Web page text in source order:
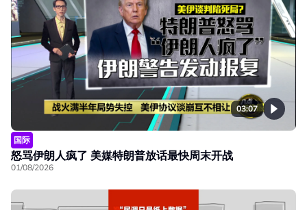
03:07
国际
怒骂伊朗人疯了 美媒特朗普放话最快周末开战
01/08/2026